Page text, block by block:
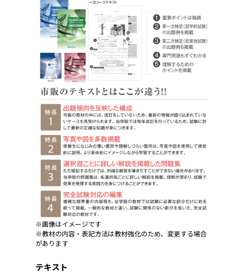
※画像はイメージです
※教材の内容・表記方法は教材強化のため、変更する場合
があります
テキスト